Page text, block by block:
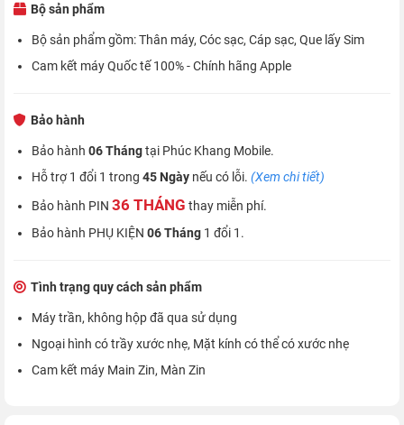
Bộ sản phẩm
Bộ sản phẩm gồm: Thân máy, Cóc sạc, Cáp sạc, Que lấy Sim
Cam kết máy Quốc tế 100% - Chính hãng Apple
Bảo hành
Bảo hành 06 Thángtại Phúc Khang Mobile.
Hỗ trợ 1 đổi 1 trong 45 Ngày nếu có lỗi. (Xem chi tiết)
Bảo hành PIN 36 THÁNG thay miễn phí.
Bảo hành PHỤ KIỆN 06 Tháng 1 đổi 1.
Tình trạng quy cách sản phẩm
Máy trần, không hộp đã qua sử dụng
Ngoại hình có trầy xước nhẹ, Mặt kính có thể có xước nhẹ
Cam kết máy Main Zin, Màn Zin